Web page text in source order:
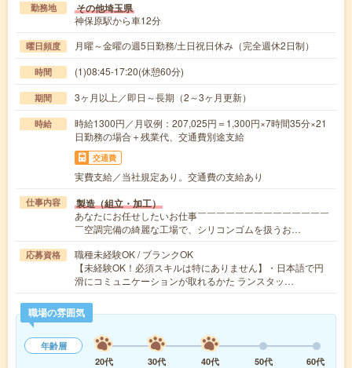
勤務地 その他埼玉県
神保原駅から車12分
曜日頻度 月曜～金曜の週5日勤務/土日祝日休み（完全週休2日制）
時間 (1)08:45-17:20(休憩60分)
期間 3ヶ月以上／即日～長期（2～3ヶ月更新）
時給
時給1300円／月収例：207,025円＝1,300円×7時間35分×21
日勤務の場合＋残業代、交通費別途支給
交通費
実費支給／当社規定あり。交通費の支給あり
仕事内容 製造（組立・加工）
あなたにお任せしたいお仕事￣￣￣￣￣￣￣￣￣￣￣￣￣￣
￣空調完備の綺麗な工場で、シリコンゴムを扱うお…
応募資格
職種未経験OK / ブランクOK
【未経験OK！必須スキルは特にありません】・日本語で円
滑にコミュニケーションが取れるかた ランスタッ…
職場の雰囲気
年齢層
20代
30代 40代 50代 60代